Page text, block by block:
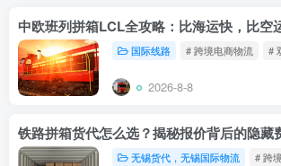
国际线路 # 跨境电商物流 #
2026-8-8
铁路拼箱货代怎么选？揭秘报价背后的隐藏
无锡货代，无锡国际物流 # 跨